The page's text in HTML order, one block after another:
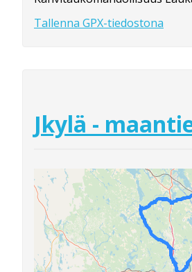
Tallenna GPX-tiedostona
Jkylä -